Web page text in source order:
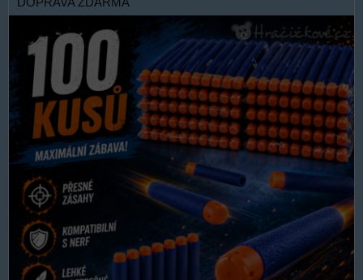
DOPRAVA ZDARMA